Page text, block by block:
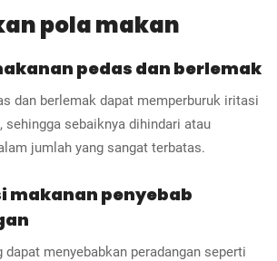
pola makan
pedas dan berlemak
dan berlemak dapat memperburuk iritasi
sehingga sebaiknya dihindari atau
jumlah yang sangat terbatas.
makanan penyebab
dapat menyebabkan peradangan seperti